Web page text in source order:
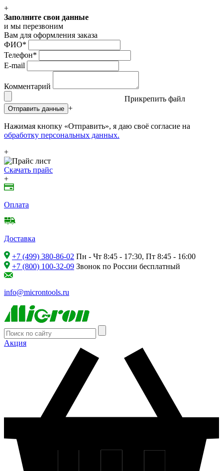
+
Заполните свои данные
и мы перезвоним
Вам для оформления заказа
ФИО*
Телефон*
E-mail
Комментарий
Прикрепить файл
Отправить данные +
Нажимая кнопку «Отправить», я даю своё согласие на
обработку персональных данных.
+
Скачать прайс
+
Оплата
Доставка
+7 (499) 380-86-02 Пн - Чт 8:45 - 17:30, Пт 8:45 - 16:00
+7 (800) 100-32-09 Звонок по России бесплатный
info@microntools.ru
Акция